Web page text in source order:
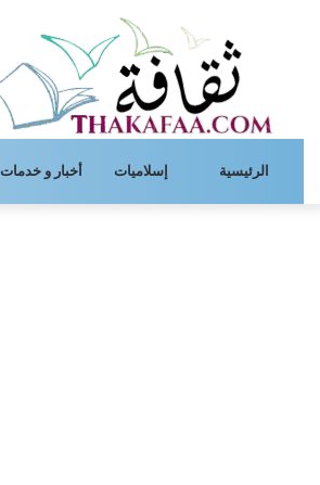
الرئيسية إسلاميات أخبار و خدمات